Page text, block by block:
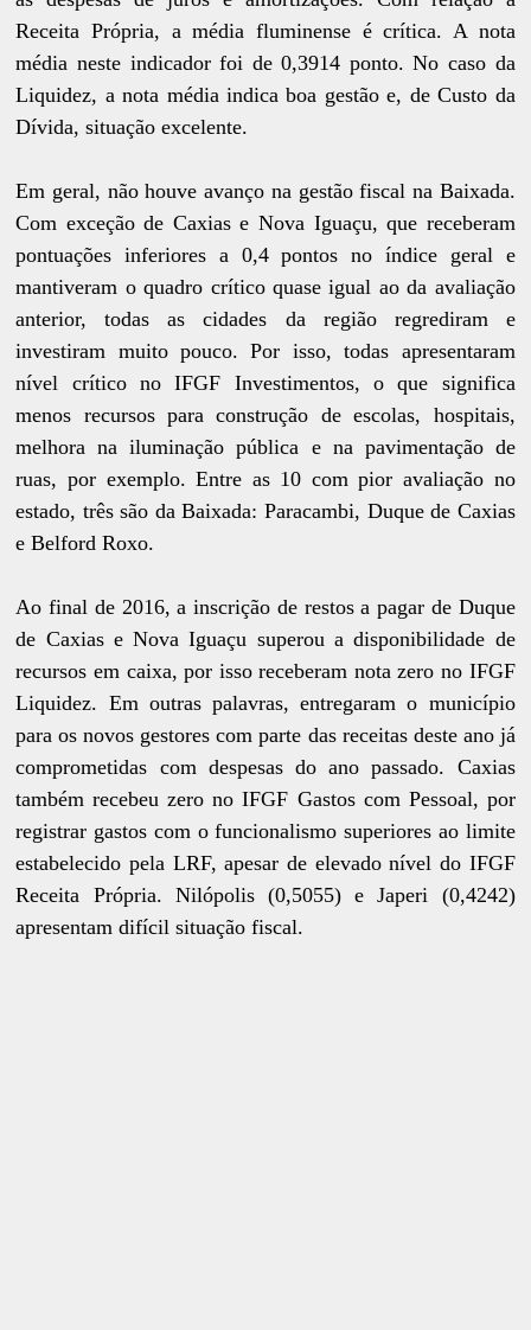
Receita Própria, a média fluminense é crítica. A nota
média neste indicador foi de 0,3914 ponto. No caso da
Liquidez, a nota média indica boa gestão e, de Custo da
Dívida, situação excelente.
Em geral, não houve avanço na gestão fiscal na Baixada.
Com exceção de Caxias e Nova Iguaçu, que receberam
pontuações inferiores a 0,4 pontos no índice geral e
mantiveram o quadro crítico quase igual ao da avaliação
anterior, todas as cidades da região regrediram e
investiram muito pouco. Por isso, todas apresentaram
nível crítico no IFGF Investimentos, o que significa
menos recursos para construção de escolas, hospitais,
melhora na iluminação pública e na pavimentação de
ruas, por exemplo. Entre as 10 com pior avaliação no
estado, três são da Baixada: Paracambi, Duque de Caxias
e Belford Roxo.
Ao final de 2016, a inscrição de restos a pagar de Duque
de Caxias e Nova Iguaçu superou a disponibilidade de
recursos em caixa, por isso receberam nota zero no IFGF
Liquidez. Em outras palavras, entregaram o município
para os novos gestores com parte das receitas deste ano já
comprometidas com despesas do ano passado. Caxias
também recebeu zero no IFGF Gastos com Pessoal, por
registrar gastos com o funcionalismo superiores ao limite
estabelecido pela LRF, apesar de elevado nível do IFGF
Receita Própria. Nilópolis (0,5055) e Japeri (0,4242)
apresentam difícil situação fiscal.